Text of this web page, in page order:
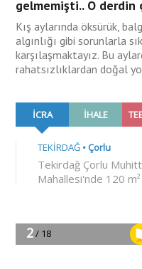
gelmemişti.. O derdin
Kış aylarında öksürük,
algınlığı gibi sorunlarla
karşılaşmaktayız. Bu
rahatsızlıklardan doğal